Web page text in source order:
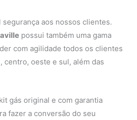
aos nossos clientes.
possui também uma gama
com agilidade todos os clientes
centro, oeste e sul, além das
gás original e com garantia
fazer a conversão do seu